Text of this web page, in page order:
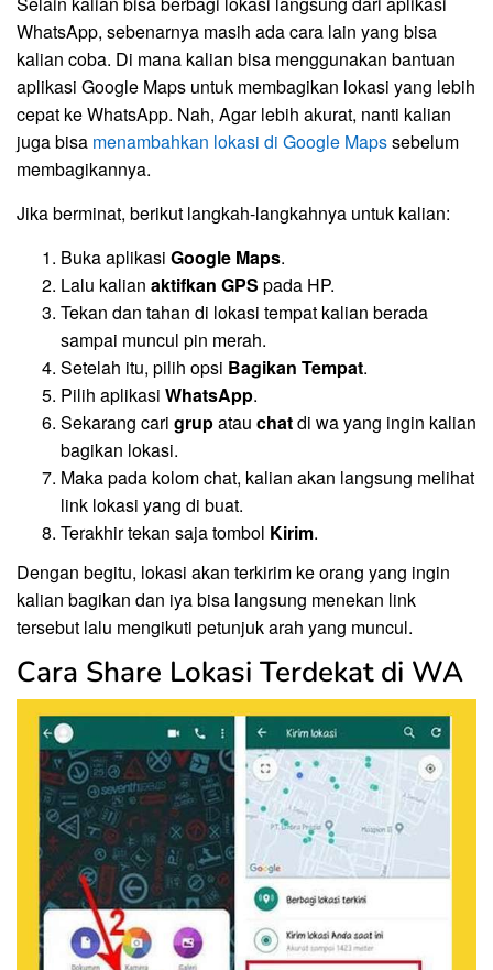
WhatsApp, sebenarnya masih ada cara lain yang bisa
kalian coba. Di mana kalian bisa menggunakan bantuan
aplikasi Google Maps untuk membagikan lokasi yang lebih
cepat ke WhatsApp. Nah, Agar lebih akurat, nanti kalian
juga bisa menambahkan lokasi di Google Mapssebelum
membagikannya.
Jika berminat, berikut langkah-langkahnya untuk kalian:
Buka aplikasi Google Maps.
Lalu kalian aktifkan GPS pada HP.
Tekan dan tahan di lokasi tempat kalian berada
sampai muncul pin merah.
Setelah itu, pilih opsi Bagikan Tempat.
Pilih aplikasi WhatsApp.
Sekarang cari grupatau chatdi wa yang ingin kalian
bagikan lokasi.
Maka pada kolom chat, kalian akan langsung melihat
link lokasi yang di buat.
Terakhir tekan saja tombol Kirim.
Dengan begitu, lokasi akan terkirim ke orang yang ingin
kalian bagikan dan iya bisa langsung menekan link
tersebut lalu mengikuti petunjuk arah yang muncul.
Cara Share Lokasi Terdekat di WA